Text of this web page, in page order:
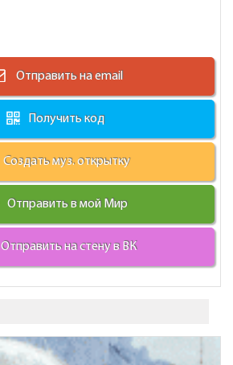
Отправить на email
Получить код
Создать муз. открытку
Отправить в мой Мир
Отправить на стену в ВК